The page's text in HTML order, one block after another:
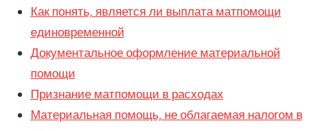
Как понять, является ли выплата матпомощи
единовременной
Документальное оформление материальной
помощи
Признание матпомощи в расходах
Материальная помощь, не облагаемая налогом в